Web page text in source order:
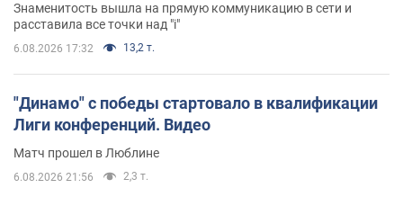
Знаменитость вышла на прямую коммуникацию в сети и
расставила все точки над "i"
6.08.2026 17:32 13,2 т.
"Динамо" с победы стартовало в квалификации
Лиги конференций. Видео
Матч прошел в Люблине
6.08.2026 21:56 2,3 т.